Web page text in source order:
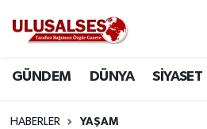
GÜNDEM DÜNYA SİYASET
HABERLER YAŞAM
DÜNYA
Trafik Durumu